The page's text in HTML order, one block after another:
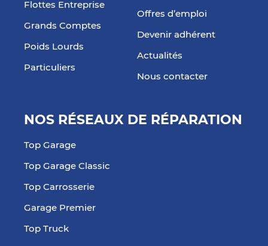
Flottes Entreprise
Grands Comptes
Poids Lourds
Particuliers
Offres d’emploi
Devenir adhérent
Actualités
Nous contacter
NOS RÉSEAUX DE RÉPARATION
Top Garage
Top Garage Classic
Top Carrosserie
Garage Premier
Top Truck